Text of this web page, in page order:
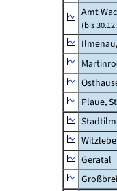
Amt
(bis
Plaue,
Geratal